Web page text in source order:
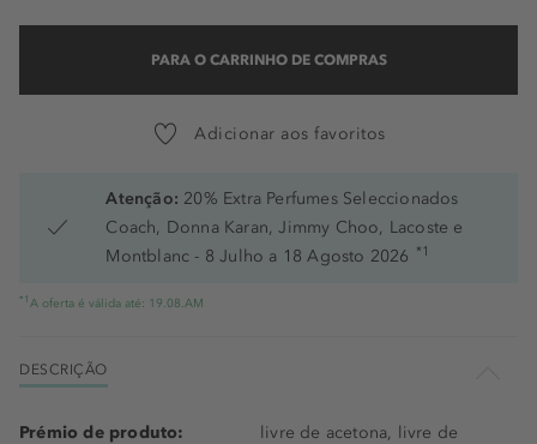
PARA O CARRINHO DE COMPRAS
Adicionar aos favoritos
Atenção: 20% Extra Perfumes Seleccionados
Coach, Donna Karan, Jimmy Choo, Lacoste e
Montblanc - 8 Julho a 18 Agosto 2026 *1
*1 A oferta é válida até: 19.08.AM
DESCRIÇÃO
Prémio de produto:
livre de acetona, livre de